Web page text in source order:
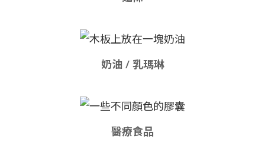
奶油 / 乳瑪琳
醫療食品